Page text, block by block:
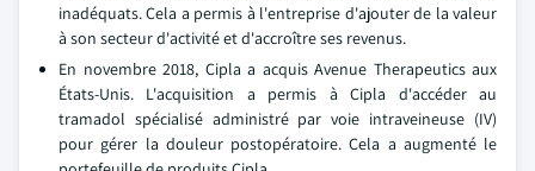
inadéquats. Cela a permis à l'entreprise d'ajouter de la valeur
à son secteur d'activité et d'accroître ses revenus.
En novembre 2018, Cipla a acquis Avenue Therapeutics aux
États-Unis. L'acquisition a permis à Cipla d'accéder au
tramadol spécialisé administré par voie intraveineuse (IV)
pour gérer la douleur postopératoire. Cela a augmenté le